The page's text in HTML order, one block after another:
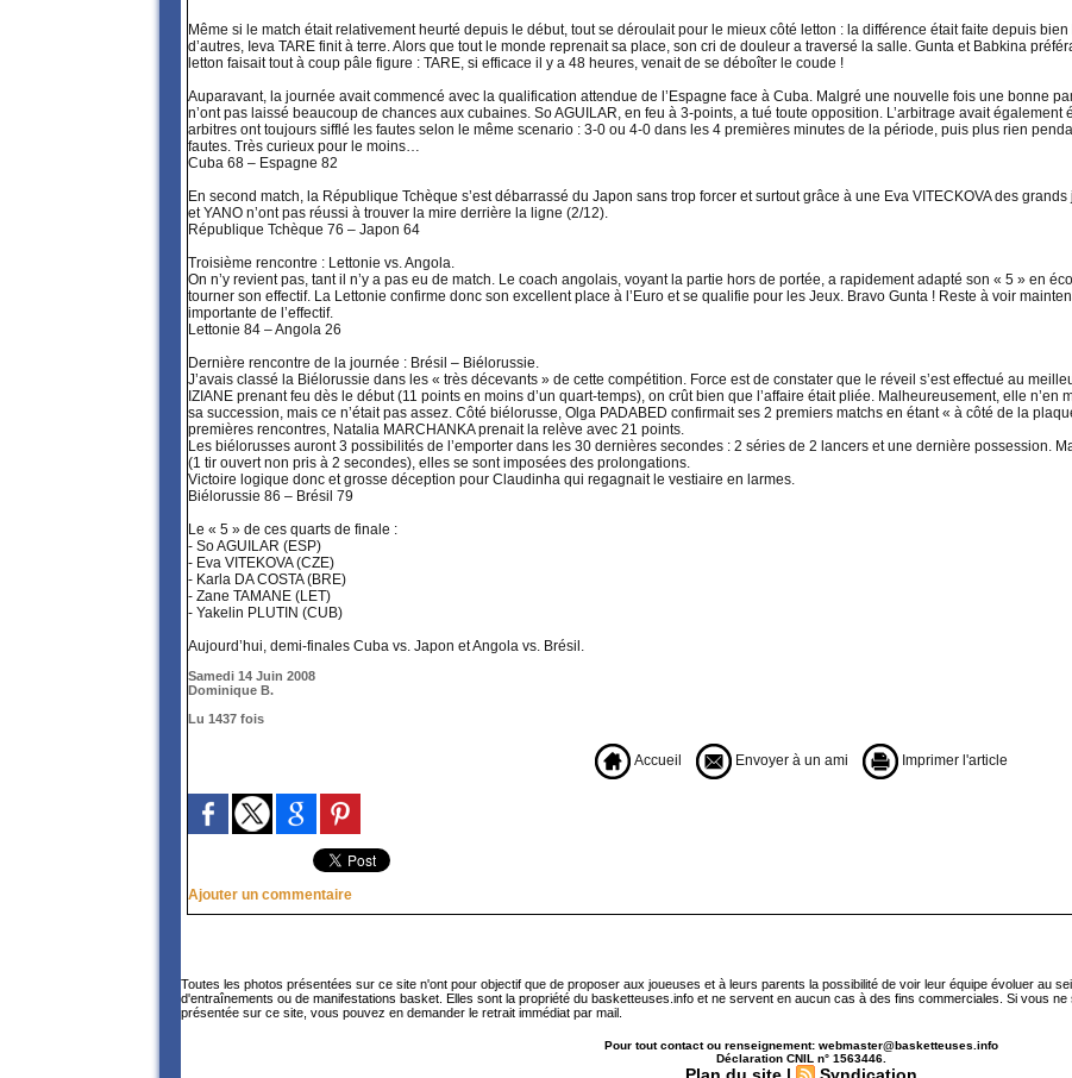
Même si le match était relativement heurté depuis le début, tout se déroulait pour le mieux côté letton : la différence était faite depuis
d’autres, Ieva TARE finit à terre. Alors que tout le monde reprenait sa place, son cri de douleur a traversé la salle. Gunta et Babkina
letton faisait tout à coup pâle figure : TARE, si efficace il y a 48 heures, venait de se déboîter le coude !
Auparavant, la journée avait commencé avec la qualification attendue de l’Espagne face à Cuba. Malgré une nouvelle fois une bonne
n’ont pas laissé beaucoup de chances aux cubaines. So AGUILAR, en feu à 3-points, a tué toute opposition. L’arbitrage avait
arbitres ont toujours sifflé les fautes selon le même scenario : 3-0 ou 4-0 dans les 4 premières minutes de la période, puis plus rien
fautes. Très curieux pour le moins…
Cuba 68 – Espagne 82
En second match, la République Tchèque s’est débarrassé du Japon sans trop forcer et surtout grâce à une Eva VITECKOVA des
et YANO n’ont pas réussi à trouver la mire derrière la ligne (2/12).
République Tchèque 76 – Japon 64
Troisième rencontre : Lettonie vs. Angola.
On n’y revient pas, tant il n’y a pas eu de match. Le coach angolais, voyant la partie hors de portée, a rapidement adapté son « 5 » en
tourner son effectif. La Lettonie confirme donc son excellent place à l’Euro et se qualifie pour les Jeux. Bravo Gunta ! Reste à voir
importante de l’effectif.
Lettonie 84 – Angola 26
Dernière rencontre de la journée : Brésil – Biélorussie.
J’avais classé la Biélorussie dans les « très décevants » de cette compétition. Force est de constater que le réveil s’est effectué au
IZIANE prenant feu dès le début (11 points en moins d’un quart-temps), on crût bien que l’affaire était pliée. Malheureusement, elle n’en
sa succession, mais ce n’était pas assez. Côté biélorusse, Olga PADABED confirmait ses 2 premiers matchs en étant « à côté de la
premières rencontres, Natalia MARCHANKA prenait la relève avec 21 points.
Les biélorusses auront 3 possibilités de l’emporter dans les 30 dernières secondes : 2 séries de 2 lancers et une dernière possession.
(1 tir ouvert non pris à 2 secondes), elles se sont imposées des prolongations.
Victoire logique donc et grosse déception pour Claudinha qui regagnait le vestiaire en larmes.
Biélorussie 86 – Brésil 79
Le « 5 » de ces quarts de finale :
- So AGUILAR (ESP)
- Eva VITEKOVA (CZE)
- Karla DA COSTA (BRE)
- Zane TAMANE (LET)
- Yakelin PLUTIN (CUB)
Aujourd’hui, demi-finales Cuba vs. Japon et Angola vs. Brésil.
Samedi 14 Juin 2008
Dominique B.
Lu 1437 fois
Accueil
Envoyer à un ami Imprimer l'article
Ajouter un commentaire
Toutes les photos présentées sur ce site n'ont pour objectif que de proposer aux joueuses et à leurs parents la possibilité de voir leur équipe évoluer au
d'entraînements ou de manifestations basket. Elles sont la propriété du basketteuses.info et ne servent en aucun cas à des fins commerciales. Si vous
présentée sur ce site, vous pouvez en demander le retrait immédiat par mail.
Pour tout contact ou renseignement: webmaster@basketteuses.info
Déclaration CNIL n° 1563446.